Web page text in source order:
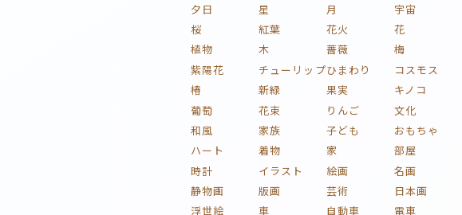
夕日
星 月
宇宙
桜
紅葉 花火
花
植物
木 薔薇
梅
紫陽花
チューリップひまわり
コスモス
椿
新緑 果実
キノコ
葡萄
花束 りんご
文化
和風
家族 子ども
おもちゃ
ハート
着物 家
部屋
時計
イラスト 絵画
名画
静物画
版画 芸術
日本画
浮世絵
車 自動車
電車